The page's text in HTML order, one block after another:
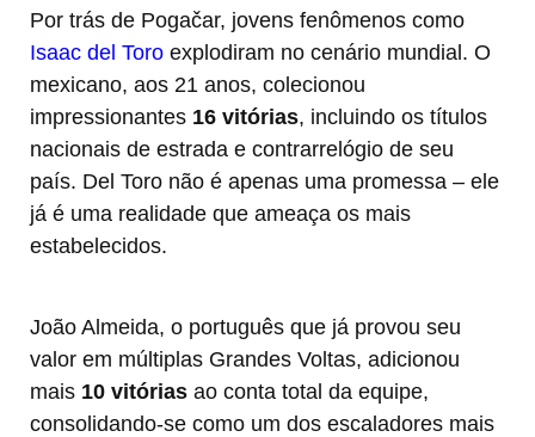
Por trás de Pogačar, jovens fenômenos como
Isaac del Toro explodiram no cenário mundial. O
mexicano, aos 21 anos, colecionou
impressionantes 16 vitórias, incluindo os títulos
nacionais de estrada e contrarrelógio de seu
país. Del Toro não é apenas uma promessa – ele
já é uma realidade que ameaça os mais
estabelecidos.
João Almeida, o português que já provou seu
valor em múltiplas Grandes Voltas, adicionou
mais 10 vitórias ao conta total da equipe,
consolidando-se como um dos escaladores mais